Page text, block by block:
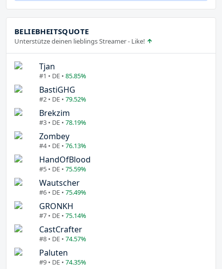
BELIEBHEITSQUOTE
Unterstütze deinen lieblings Streamer - Like!
Tjan
#1 • DE • 85.85%
BastiGHG
#2 • DE • 79.52%
Brekzim
#3 • DE • 78.19%
Zombey
#4 • DE • 76.13%
HandOfBlood
#5 • DE • 75.59%
Wautscher
#6 • DE • 75.49%
GRONKH
#7 • DE • 75.14%
CastCrafter
#8 • DE • 74.57%
Paluten
#9 • DE • 74.35%